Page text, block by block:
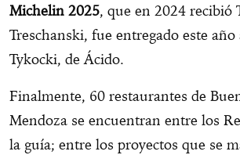
Michelin 2025, que en 2024 recibió
Treschanski, fue entregado este año
Tykocki, de Ácido.
Finalmente, 60 restaurantes de
Mendoza se encuentran entre los
la guía; entre los proyectos que se